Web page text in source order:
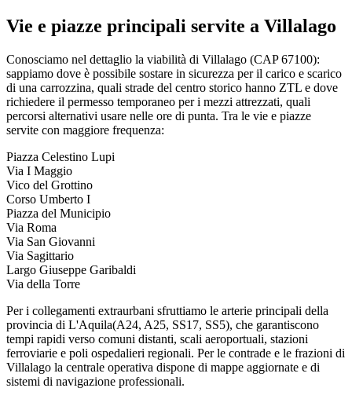
Vie e piazze principali servite a Villalago
Conosciamo nel dettaglio la viabilità di Villalago (CAP67100):
sappiamo dove è possibile sostare in sicurezza per il carico e scarico
di una carrozzina, quali strade del centro storico hanno ZTL e dove
richiedere il permesso temporaneo per i mezzi attrezzati, quali
percorsi alternativi usare nelle ore di punta. Tra le vie e piazze
servite con maggiore frequenza:
Piazza Celestino Lupi
Via I Maggio
Vico del Grottino
Corso Umberto I
Piazza del Municipio
Via Roma
Via San Giovanni
Via Sagittario
Largo Giuseppe Garibaldi
Via della Torre
Per i collegamenti extraurbani sfruttiamo le arterie principali della
provincia di L'Aquila(A24, A25, SS17, SS5), che garantiscono
tempi rapidi verso comuni distanti, scali aeroportuali, stazioni
ferroviarie e poli ospedalieri regionali. Per le contrade e le frazioni di
Villalago la centrale operativa dispone di mappe aggiornate e di
sistemi di navigazione professionali.